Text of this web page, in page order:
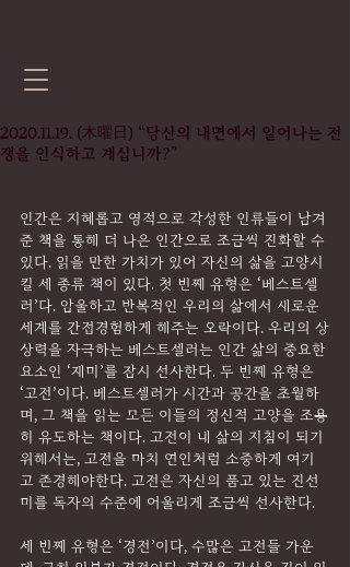
2020.11.19. (木曜日) “당신의 내면에서 일어나는 전
쟁을 인식하고 계십니까?”
인간은 지혜롭고 영적으로 각성한 인류들이 남겨
준 책을 통해 더 나은 인간으로 조금씩 진화할 수
있다. 읽을 만한 가치가 있어 자신의 삶을 고양시
킬 세 종류 책이 있다. 첫 번째 유형은 ‘베스트셀
러’다. 암울하고 반복적인 우리의 삶에서 새로운
세계를 간접경험하게 해주는 오락이다. 우리의 상
상력을 자극하는 베스트셀러는 인간 삶의 중요한
요소인 ‘재미’를 잠시 선사한다. 두 번째 유형은
‘고전’이다. 베스트셀러가 시간과 공간을 초월하
며, 그 책을 읽는 모든 이들의 정신적 고양을 조용
히 유도하는 책이다. 고전이 내 삶의 지침이 되기
위해서는, 고전을 마치 연인처럼 소중하게 여기
고 존경해야한다. 고전은 자신의 품고 있는 진선
미를 독자의 수준에 어울리게 조금씩 선사한다.
세 번째 유형은 ‘경전’이다, 수많은 고전들 가운